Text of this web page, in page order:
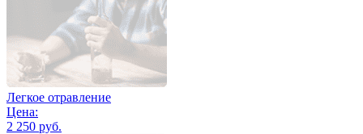
Легкое отравление
Цена:
2 250 руб.